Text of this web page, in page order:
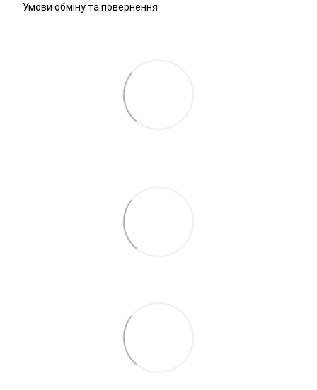
Умови обміну та повернення